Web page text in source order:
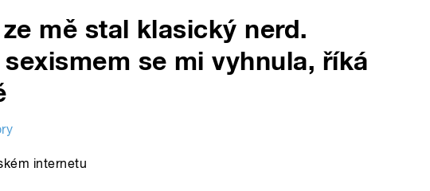
mě stal klasický nerd.
se mi vyhnula, říká
internetu